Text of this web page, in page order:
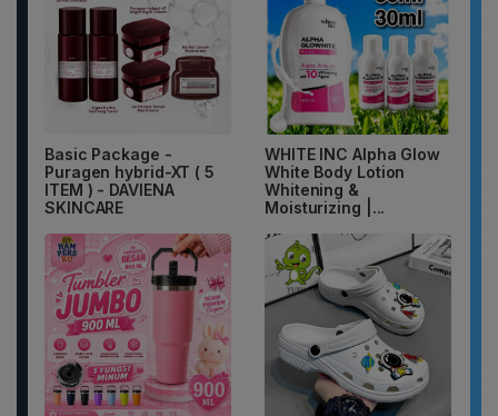
Basic Package -
Puragen hybrid-XT ( 5
ITEM ) - DAVIENA
SKINCARE
WHITE INC Alpha Glow
White Body Lotion
Whitening &
Moisturizing |...